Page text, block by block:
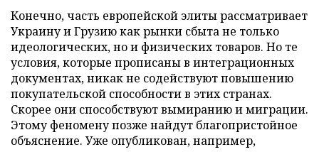
Конечно, часть европейской элиты рассматривает
Украину и Грузию как рынки сбыта не только
идеологических, но и физических товаров. Но те
условия, которые прописаны в интеграционных
документах, никак не содействуют повышению
покупательской способности в этих странах.
Скорее они способствуют вымиранию и миграции.
Этому феномену позже найдут благопристойное
объяснение. Уже опубликован, например,